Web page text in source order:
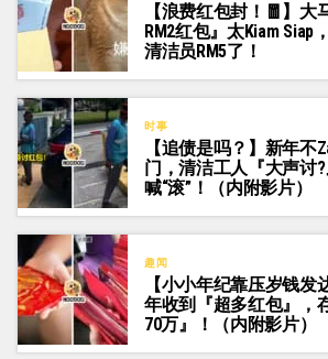
【浪费红包封！🧧】大
RM2红包』太Kiam Siap
清洁员RM5了！
时事
【追债是吗？】新年不
门，清洁工人『大声讨
喊“滚”！（内附影片）
趣闻
【小小年纪靠压岁钱发
年收到『超多红包』，
70万』！（内附影片）